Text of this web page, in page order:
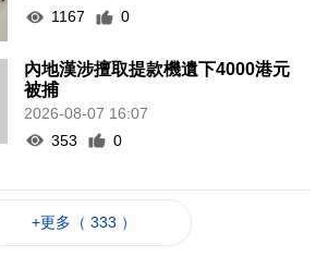
1167
0
內地漢涉擅取提款機遺下4000港元
被捕
2026-08-07 16:07
353
0
+更多（ 333 ）